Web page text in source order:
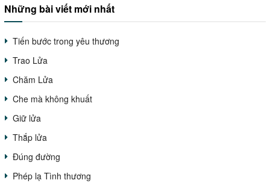
Những bài viết mới nhất
Tiến bước trong yêu thương
Trao Lửa
Chăm Lửa
Che mà không khuất
Giữ lửa
Thắp lửa
Đúng đường
Phép lạ Tình thương